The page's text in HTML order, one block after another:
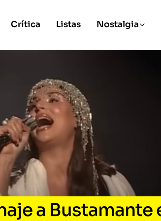
Crítica Listas Nostalgia
a Bustamante